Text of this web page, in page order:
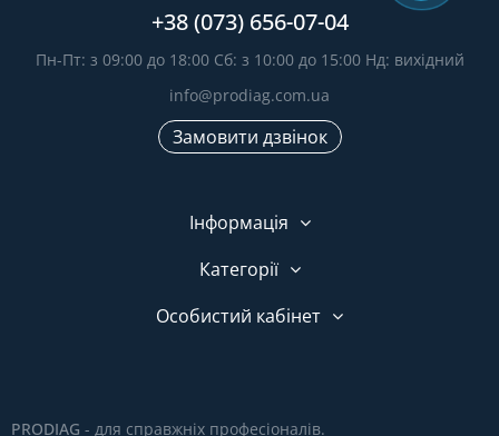
+38 (073) 656-07-04
Пн-Пт: з 09:00 до 18:00 Сб: з 10:00 до 15:00 Нд: вихідний
info@prodiag.com.ua
Замовити дзвінок
Інформація
Категорії
Особистий кабінет
PRODIAG - для справжніх професіоналів.